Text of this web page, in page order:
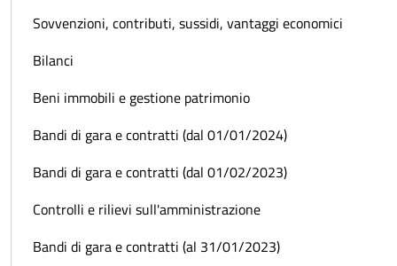
Sovvenzioni, contributi, sussidi, vantaggi economici
Bilanci
Beni immobili e gestione patrimonio
Bandi di gara e contratti (dal 01/01/2024)
Bandi di gara e contratti (dal 01/02/2023)
Controlli e rilievi sull'amministrazione
Bandi di gara e contratti (al 31/01/2023)